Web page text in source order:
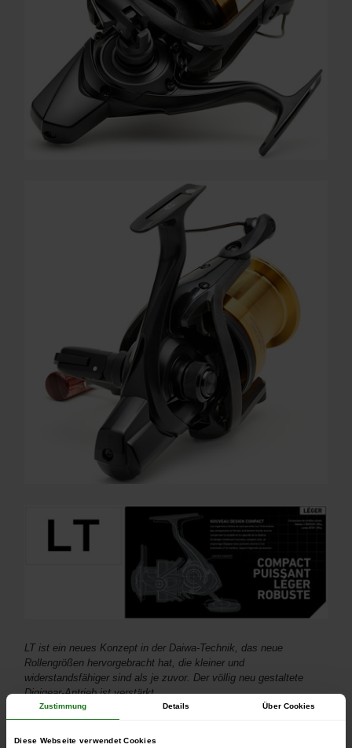
Zustimmung Details Über Cookies
Diese Webseite verwendet Cookies
LT ist ein neues Konzept in der Daiwa-Technik, das neue
Rollengrößen hervorgebracht hat, die kleiner und
widerstandsfähiger sind als je zuvor. Der völlig neu gestaltete
Digigear-Antrieb ist verstärkt.
Es ist unmöglich, sich von einer LT-Rolle zu trennen, wenn man